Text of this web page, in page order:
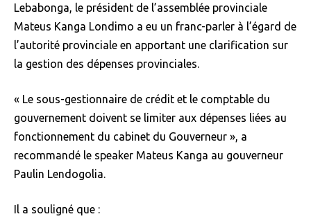
Lebabonga, le président de l’assemblée provinciale
Mateus Kanga Londimo a eu un franc-parler à l’égard de
l’autorité provinciale en apportant une clarification sur
la gestion des dépenses provinciales.
« Le sous-gestionnaire de crédit et le comptable du
gouvernement doivent se limiter aux dépenses liées au
fonctionnement du cabinet du Gouverneur », a
recommandé le speaker Mateus Kanga au gouverneur
Paulin Lendogolia.
Il a souligné que :